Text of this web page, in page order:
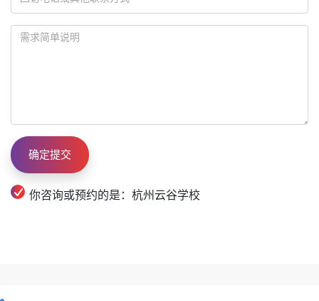
你咨询或预约的是：杭州云谷学校